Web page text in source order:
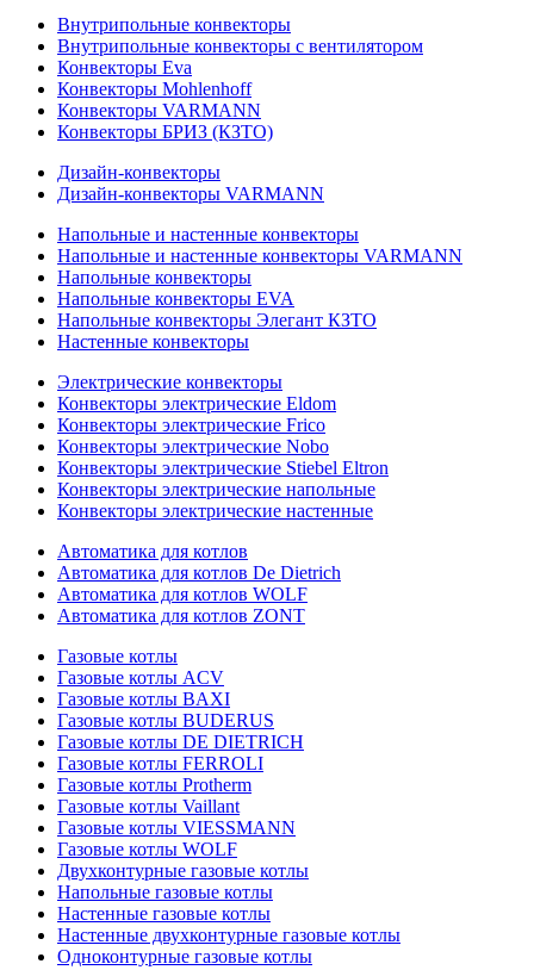
Внутрипольные конвекторы
Внутрипольные конвекторы с вентилятором
Конвекторы Eva
Конвекторы Mohlenhoff
Конвекторы VARMANN
Конвекторы БРИЗ (КЗТО)
Дизайн-конвекторы
Дизайн-конвекторы VARMANN
Напольные и настенные конвекторы
Напольные и настенные конвекторы VARMANN
Напольные конвекторы
Напольные конвекторы EVA
Напольные конвекторы Элегант КЗТО
Настенные конвекторы
Электрические конвекторы
Конвекторы электрические Eldom
Конвекторы электрические Frico
Конвекторы электрические Nobo
Конвекторы электрические Stiebel Eltron
Конвекторы электрические напольные
Конвекторы электрические настенные
Автоматика для котлов
Автоматика для котлов De Dietrich
Автоматика для котлов WOLF
Автоматика для котлов ZONT
Газовые котлы
Газовые котлы ACV
Газовые котлы BAXI
Газовые котлы BUDERUS
Газовые котлы DE DIETRICH
Газовые котлы FERROLI
Газовые котлы Protherm
Газовые котлы Vaillant
Газовые котлы VIESSMANN
Газовые котлы WOLF
Двухконтурные газовые котлы
Напольные газовые котлы
Настенные газовые котлы
Настенные двухконтурные газовые котлы
Одноконтурные газовые котлы